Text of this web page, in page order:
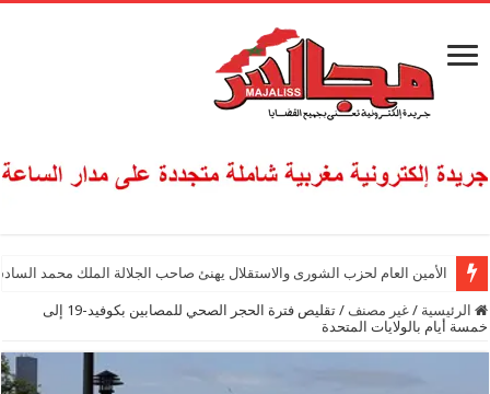
الأمين العام لحزب الشورى والاستقلال يهنئ صاحب الجلالة الملك محمد
الرئيسية / غير مصنف /
تقليص فترة الحجر الصحي للمصابين بكوفيد-19 إلى
خمسة أيام بالولايات المتحدة